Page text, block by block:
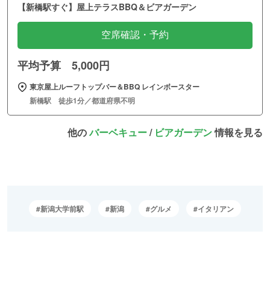
【新橋駅すぐ】屋上テラスBBQ＆ビアガーデン
空席確認・予約
平均予算 5,000円
東京屋上ルーフトップバー＆BBQ レインボースター
新橋駅 徒歩1分／都道府県不明
他のバーベキュー/ ビアガーデン情報を見る
新潟大学前駅 新潟 グルメ イタリアン